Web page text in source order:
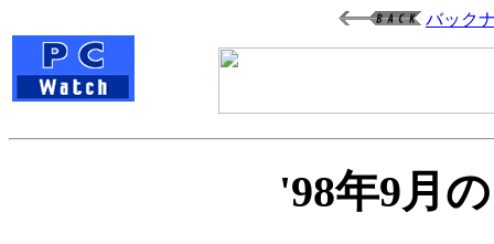
バック
'98年9月